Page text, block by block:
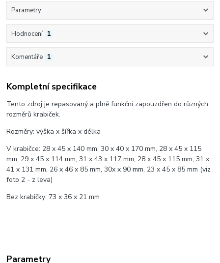
Parametry
Hodnocení 1
Komentáře 1
Kompletní specifikace
Tento zdroj je repasovaný a plně funkční zapouzdřen do různých
rozměrů krabiček.
Rozměry: výška x šířka x délka
V krabičce: 28 x 45 x 140 mm, 30 x 40 x 170 mm, 28 x 45 x 115
mm, 29 x 45 x 114 mm, 31 x 43 x 117 mm, 28 x 45 x 115 mm, 31 x
41 x 131 mm, 26 x 46 x 85 mm, 30x x 90 mm, 23 x 45 x 85 mm (viz
foto 2 - z leva)
Bez krabičky: 73 x 36 x 21 mm
Parametry